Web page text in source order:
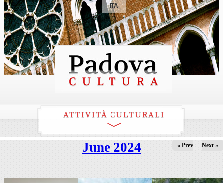
ITA
ATTIVITÀ CULTURALI
June 2024 « Prev Next »